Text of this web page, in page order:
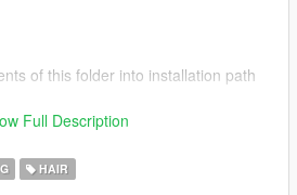
of this folder into installation path
Full Description
HAIR